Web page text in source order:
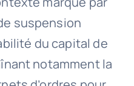
suspension
du capital de
notamment la